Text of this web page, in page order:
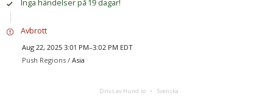
Inga händelser på 19 dagar!
Avbrott
Aug 22, 2025 3:01 PM–3:02 PM EDT
Push Regions / Asia
Drivs av Hund.io Svenska